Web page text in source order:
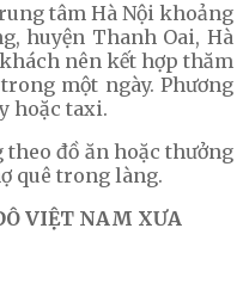
tâm Hà Nội khoảng
huyện Thanh Oai, Hà
nên kết hợp thăm
một ngày. Phương
hoặc taxi.
theo đồ ăn hoặc thưởng
quê trong làng.
VIỆT NAM XƯA